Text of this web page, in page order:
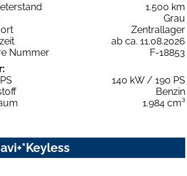
1.500 km
Grau
Zentrallager
ab ca. 11.08.2026
Nummer
F-18853
140 kW / 190 PS
Benzin
1.984 cm³